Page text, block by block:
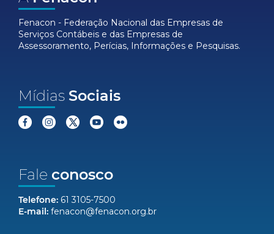
Fenacon - Federação Nacional das Empresas de
Serviços Contábeis e das Empresas de
Assessoramento, Perícias, Informações e Pesquisas.
Mídias Sociais
Fale conosco
Telefone: 61 3105-7500
E-mail: fenacon@fenacon.org.br